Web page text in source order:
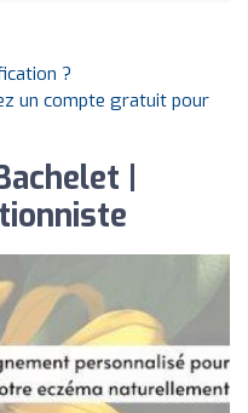
?
un compte gratuit pour
|